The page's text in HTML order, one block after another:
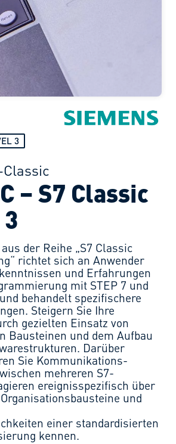
3
– S7 Classic
der Reihe „S7 Classic
richtet sich an Anwender
und Erfahrungen
mit STEP 7 und
behandelt spezifischere
Steigern Sie Ihre
gezielten Einsatz von
Bausteinen und dem Aufbau
Darüber
Sie Kommunikations-
mehreren S7-
ereignisspezifisch über
und
einer standardisierten
kennen.